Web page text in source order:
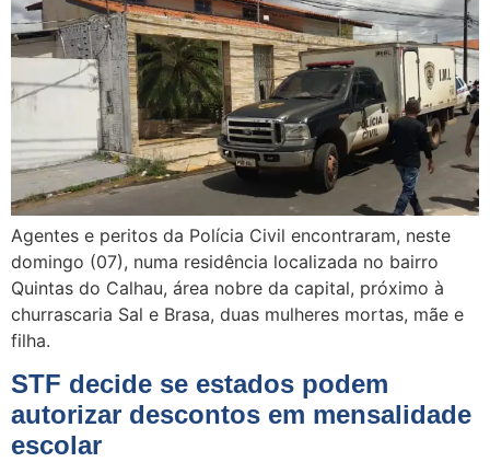
Agentes e peritos da Polícia Civil encontraram, neste
domingo (07), numa residência localizada no bairro
Quintas do Calhau, área nobre da capital, próximo à
churrascaria Sal e Brasa, duas mulheres mortas, mãe e
filha.
STF decide se estados podem
autorizar descontos em mensalidade
escolar